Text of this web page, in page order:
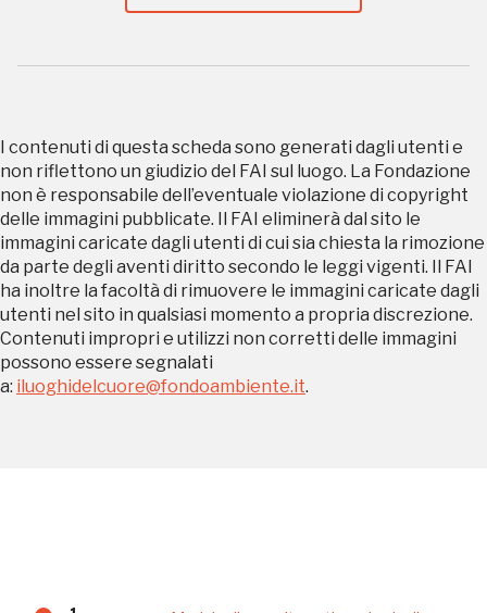
I contenuti di questa scheda sono generati dagli utenti e
non riflettono un giudizio del FAI sul luogo. La Fondazione
non è responsabile dell’eventuale violazione di copyright
delle immagini pubblicate. Il FAI eliminerà dal sito le
immagini caricate dagli utenti di cui sia chiesta la rimozione
da parte degli aventi diritto secondo le leggi vigenti. Il FAI
ha inoltre la facoltà di rimuovere le immagini caricate dagli
utenti nel sito in qualsiasi momento a propria discrezione.
Contenuti impropri e utilizzi non corretti delle immagini
possono essere segnalati
a: iluoghidelcuore@fondoambiente.it.
Ingresso gratuito
nei Beni FAI tutto l'anno
Gratis
Palazzo Strozzi
Firenze
Gallerie
Milano